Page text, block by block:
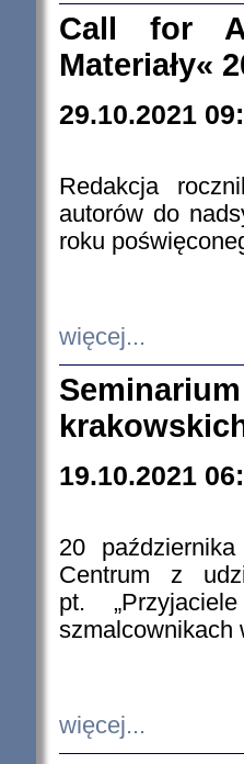
Call for
Materiały«
29.10.2021
Redakcja
autorów do
roku
więcej...
19.10.2021
20
Centrum z
pt.
szmalcownikach
więcej...